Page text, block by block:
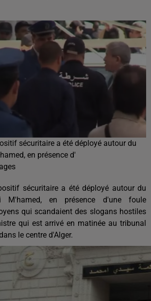
sécuritaire a été déployé autour du
en présence d'
sécuritaire a été déployé autour du
en présence d'une foule
qui scandaient des slogans hostiles
qui est arrivé en matinée au tribunal
le centre d'Alger.